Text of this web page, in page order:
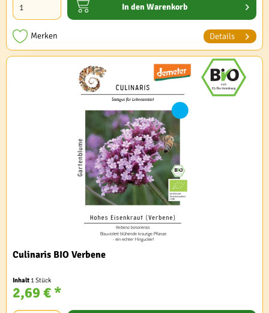
In den Warenkorb
Merken Details
Culinaris BIO Verbene
Inhalt 1 Stück
2,69 € *